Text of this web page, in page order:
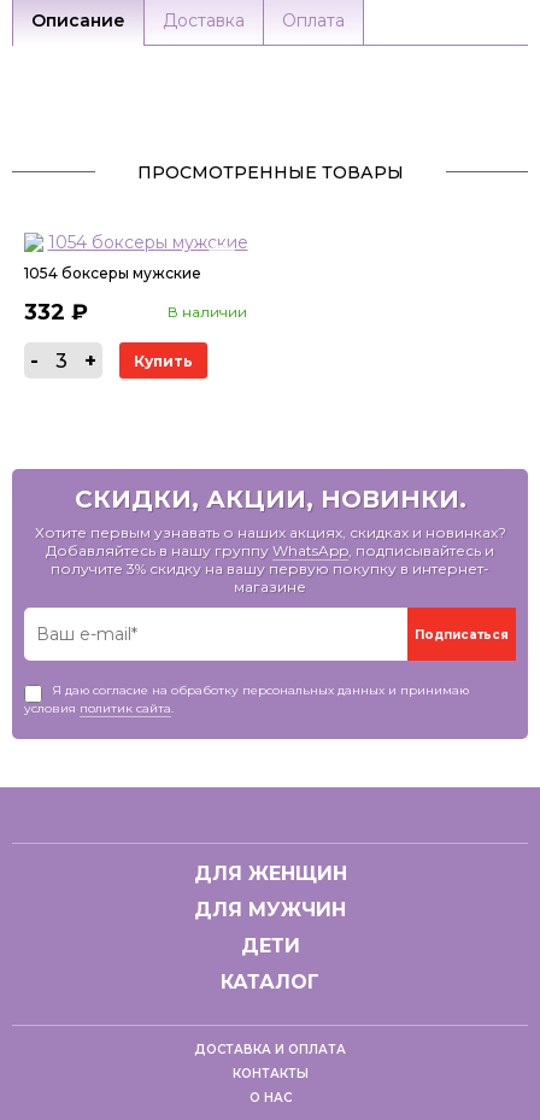
Описание Доставка Оплата
ПРОСМОТРЕННЫЕ ТОВАРЫ
1054 боксеры мужские
332 ₽ В наличии
СКИДКИ, АКЦИИ, НОВИНКИ.
Хотите первым узнавать о наших акциях, скидках и новинках?
Добавляйтесь в нашу группу WhatsApp, подписывайтесь и
получите 3% скидку на вашу первую покупку в интернет-
магазине
Я даю согласие на обработку персональных данных и принимаю
условия политик сайта.
ДЛЯ ЖЕНЩИН
ДЛЯ МУЖЧИН
ДЕТИ
КАТАЛОГ
ДОСТАВКА И ОПЛАТА
КОНТАКТЫ
О НАС